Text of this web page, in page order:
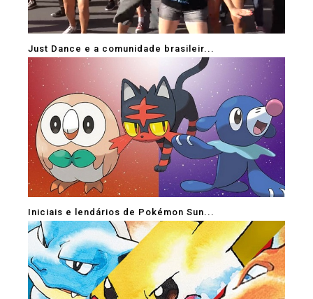
Just Dance e a comunidade brasileir...
Iniciais e lendários de Pokémon Sun...